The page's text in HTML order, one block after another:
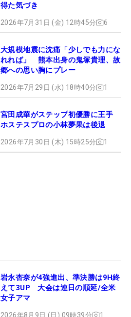
得た気づき
2026年7月31日 (金) 12時45分 6
大規模地震に沈痛「少しでも力にな
れれば」 熊本出身の鬼塚貴理、故
郷への思い胸にプレー
2026年7月29日 (水) 18時40分 1
宮田成華がステップ初優勝に王手
ホステスプロの小林夢果は後退
2026年7月30日 (木) 15時25分 1
岩永杏奈が4強進出、準決勝は9H終
えて3UP 大会は連日の順延/全米
女子アマ
2026年8月9日 (日) 09時39分 1